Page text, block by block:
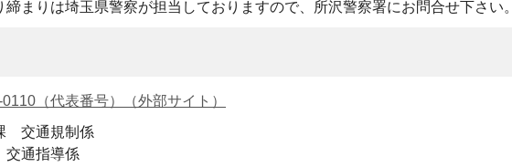
まりは埼玉県警察が担当しておりますので、所沢警察署にお問合せ下さい。
（代表番号）（外部サイト）
交通規制係
通指導係